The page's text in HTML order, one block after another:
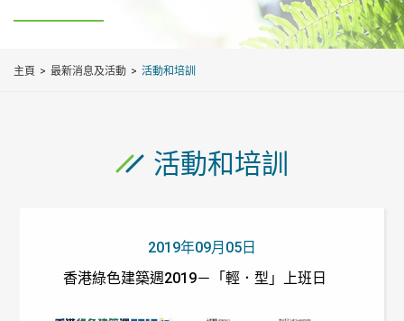
主頁 最新消息及活動 活動和培訓
活動和培訓
2019年09月05日
香港綠色建築週2019－「輕．型」上班日